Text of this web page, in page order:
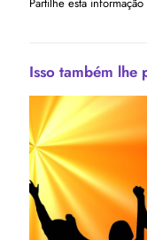
Isso também lhe